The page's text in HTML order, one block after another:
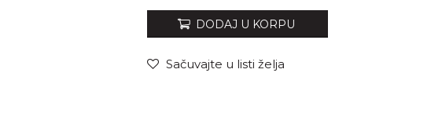
DODAJ U KORPU
Sačuvajte u listi želja